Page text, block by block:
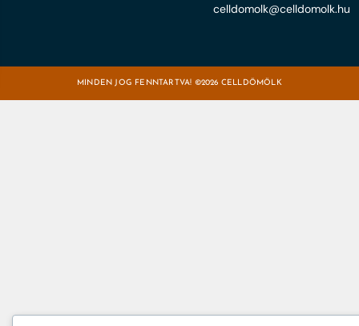
celldomolk@celldomolk.hu
MINDEN JOG FENNTARTVA! ©2026 CELLDÖMÖLK